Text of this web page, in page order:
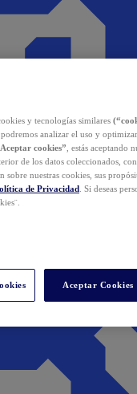
y tecnologías similares
analizar el uso y
cookies” , estás
de los datos coleccionados,
nuestras cookies, sus
de Privacidad . Si deseas
Aceptar Cookies